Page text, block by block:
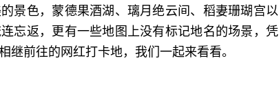
景色，蒙德果酒湖、璃月绝云间、稻妻珊瑚宫以
忘返，更有一些地图上没有标记地名的场景，凭
前往的网红打卡地，我们一起来看看。